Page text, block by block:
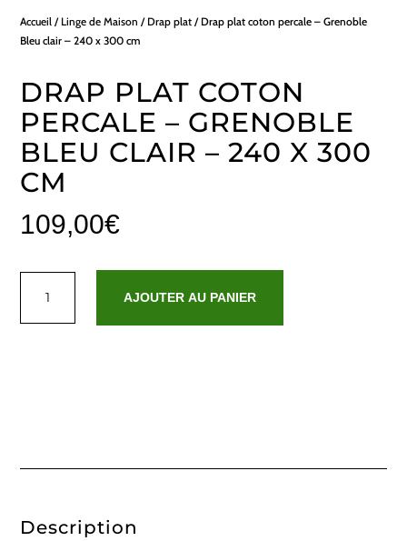
Accueil / Linge de Maison / Drap plat / Drap plat coton percale – Grenoble
Bleu clair – 240 x 300 cm
DRAP PLAT COTON
PERCALE – GRENOBLE
BLEU CLAIR – 240 X 300
CM
109,00€
cm
AJOUTER AU PANIER
Description